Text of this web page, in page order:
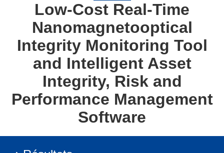
Low-Cost Real-Time
Nanomagnetooptical
Integrity Monitoring Tool
and Intelligent Asset
Integrity, Risk and
Performance Management
Software